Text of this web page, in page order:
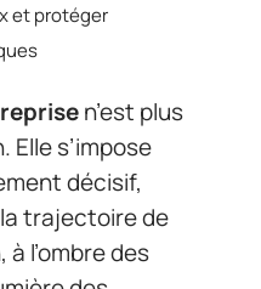
et protéger
n’est plus
Elle s’impose
décisif,
trajectoire de
l’ombre des